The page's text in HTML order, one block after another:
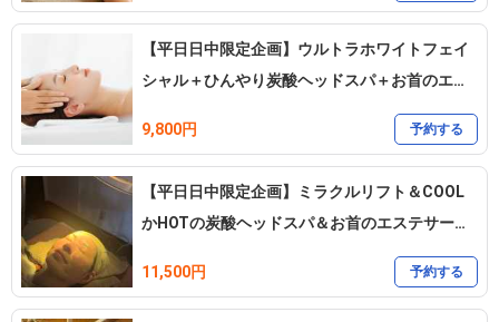
来る、デトックスとアンチエイジングのサロンです。
目の肥えた大人の女性が大満足！のアーユルヴェーダの智慧とオイ
ルトリートメントを駆使し、ヘルスケアとビューティーを高いレベ
ルで追求できます。
当店は、プライベートサロンであり、落ち着いた雰囲気の中でお客
様をお迎えすることを大切にしています。アットホームな雰囲気
で、ゆっくり贅沢なご褒美タイムとしてお過ごし頂いたり、お仕事
帰りに気軽に立ち寄れる場所として好評を頂いております。
【平日日中限定企画】ウルトラホワイトフェイ
シャル＋ひんやり炭酸ヘッドスパ＋お首のエス
9,800円
予約する
【平日日中限定企画】ミラクルリフト＆COOL
かHOTの炭酸ヘッドスパ＆お首のエステサービ
11,500円
予約する